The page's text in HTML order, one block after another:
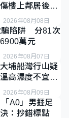
樓上鄰居後墮
2026年08月08日
騙陷阱 分81次
萬元
2026年08月07日
埔船灣行山疑
高濕度不宜遠
2026年08月09日
A0」男捱足
：抄錯標點